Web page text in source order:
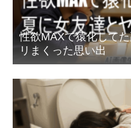
性欲MAXで猿化して
リまくった思い出